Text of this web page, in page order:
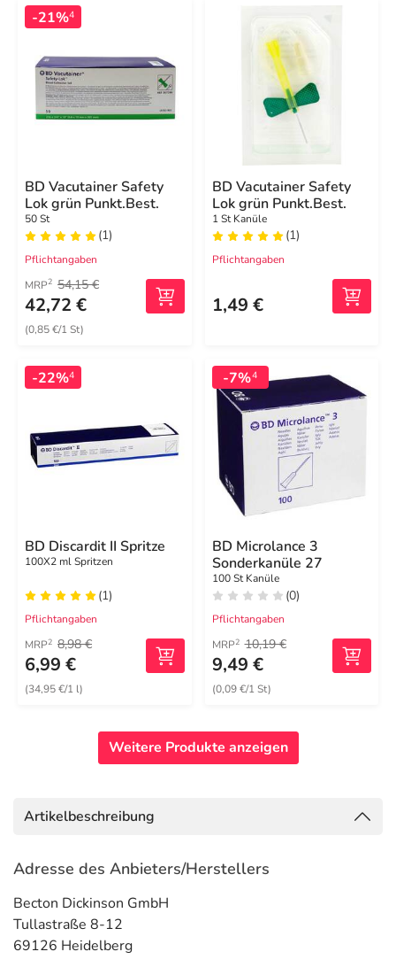
-21%4
BD Vacutainer Safety
Lok grün Punkt.Best.
50 St
(1)
Pflichtangaben
MRP2 54,15 €
42,72 €
(0,85 €/1 St)
BD Vacutainer Safety
Lok grün Punkt.Best.
1 St Kanüle
(1)
Pflichtangaben
1,49 €
-22%4
BD Discardit II Spritze
100X2 ml Spritzen
(1)
Pflichtangaben
MRP2 8,98 €
6,99 €
(34,95 €/1 l)
-7%4
BD Microlance 3
Sonderkanüle 27
100 St Kanüle
(0)
Pflichtangaben
MRP2 10,19 €
9,49 €
(0,09 €/1 St)
Weitere Produkte anzeigen
Artikelbeschreibung
Adresse des Anbieters/Herstellers
Becton Dickinson GmbH
Tullastraße 8-12
69126 Heidelberg